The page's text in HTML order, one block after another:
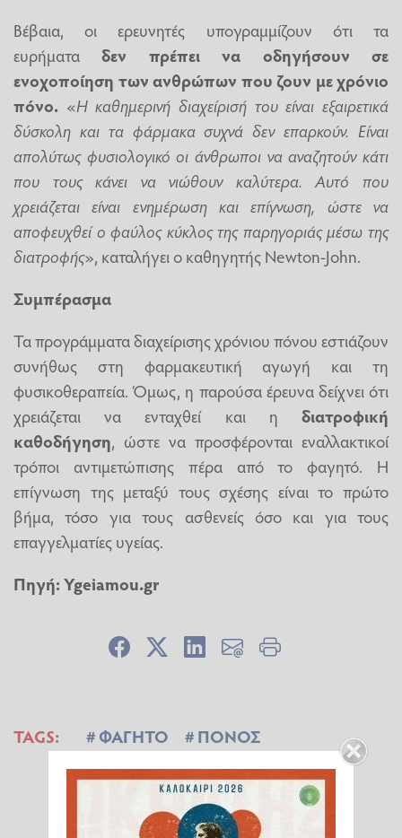
Βέβαια, οι ερευνητές υπογραμμίζουν ότι τα
ευρήματαδεν πρέπει να οδηγήσουν σε
ενοχοποίηση των ανθρώπων που ζουν με χρόνιο
πόνο. «Η καθημερινή διαχείρισή του είναι εξαιρετικά
δύσκολη και τα φάρμακα συχνά δεν επαρκούν. Είναι
απολύτως φυσιολογικό οι άνθρωποι να αναζητούν κάτι
που τους κάνει να νιώθουν καλύτερα. Αυτό που
χρειάζεται είναι ενημέρωση και επίγνωση, ώστε να
αποφευχθεί ο φαύλος κύκλος της παρηγοριάς μέσω της
διατροφής», καταλήγει ο καθηγητής Newton-John.
Συμπέρασμα
Τα προγράμματα διαχείρισης χρόνιου πόνου εστιάζουν
συνήθως στη φαρμακευτική αγωγή και τη
φυσικοθεραπεία. Όμως, η παρούσα έρευνα δείχνει ότι
χρειάζεται να ενταχθεί και η διατροφική
καθοδήγηση, ώστε να προσφέρονται εναλλακτικοί
τρόποι αντιμετώπισης πέρα από το φαγητό. Η
επίγνωση της μεταξύ τους σχέσης είναι το πρώτο
βήμα, τόσο για τους ασθενείς όσο και για τους
επαγγελματίες υγείας.
Πηγή:Ygeiamou.gr
TAGS: ΦΑΓΗΤΟ ΠΟΝΟΣ